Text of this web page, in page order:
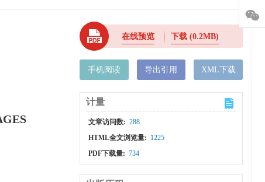
在线预览 下载(0.2MB)
手机阅读 导出引用 XML下载
计量
文章访问数: 288
HTML全文浏览量: 1225
PDF下载量: 734